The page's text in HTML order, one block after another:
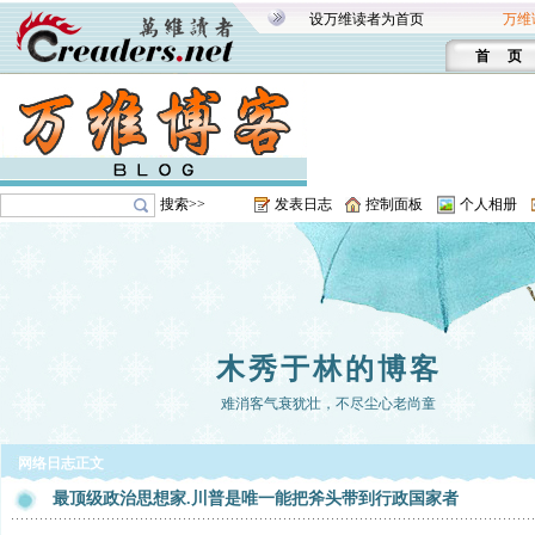
设万维读者为首页 万维
首 页
搜索>> 发表日志 控制面板 个人相册
木秀于林的博客
难消客气衰犹壮，不尽尘心老尚童
网络日志正文
最顶级政治思想家.川普是唯一能把斧头带到行政国家者